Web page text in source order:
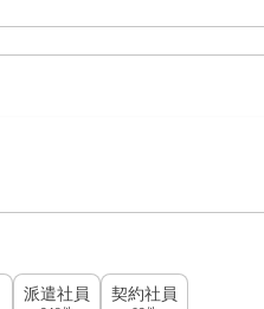
派遣社員 契約社員